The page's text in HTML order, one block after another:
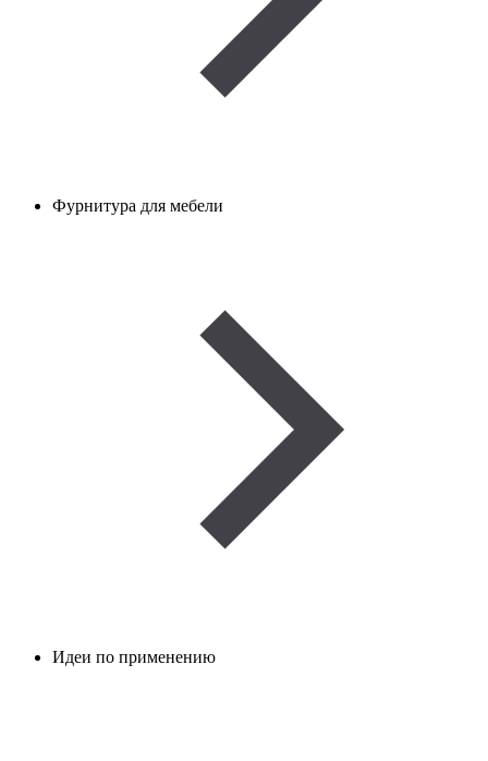
Фурнитура для мебели
Идеи по применению